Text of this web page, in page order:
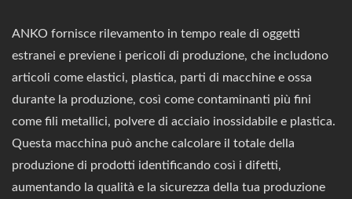
ANKO fornisce rilevamento in tempo reale di oggetti
estranei e previene i pericoli di produzione, che includono
articoli come elastici, plastica, parti di macchine e ossa
durante la produzione, così come contaminanti più fini
come fili metallici, polvere di acciaio inossidabile e plastica.
Questa macchina può anche calcolare il totale della
produzione di prodotti identificando così i difetti,
aumentando la qualità e la sicurezza della tua produzione